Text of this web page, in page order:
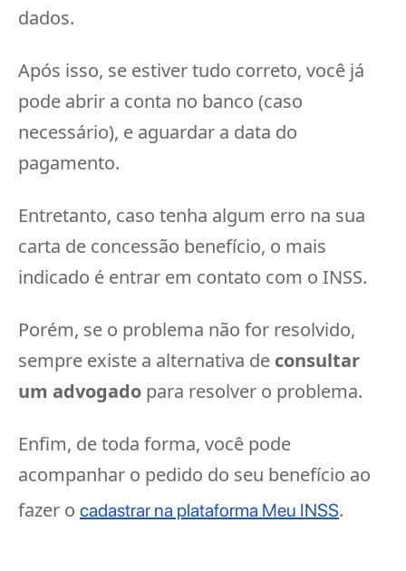
dados.
Após isso, se estiver tudo correto, você já
pode abrir a conta no banco (caso
necessário), e aguardar a data do
pagamento.
Entretanto, caso tenha algum erro na sua
carta de concessão benefício, o mais
indicado é entrar em contato com o INSS.
Porém, se o problema não for resolvido,
sempre existe a alternativa de consultar
um advogado para resolver o problema.
Enfim, de toda forma, você pode
acompanhar o pedido do seu benefício ao
fazer o cadastrar na plataforma Meu INSS.